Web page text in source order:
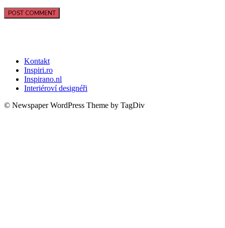
Kontakt
Inspiri.ro
Inspirano.nl
Interiéroví designéři
© Newspaper WordPress Theme by TagDiv